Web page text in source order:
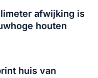
afwijking is
houten
huis van